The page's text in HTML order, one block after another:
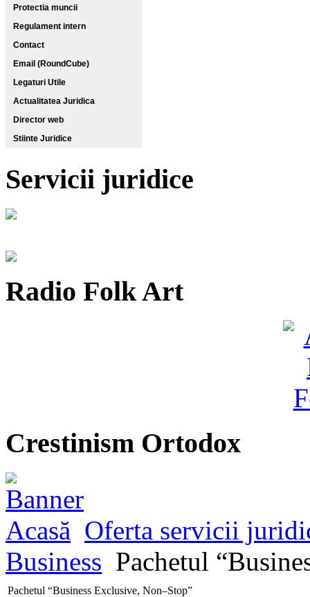
Protectia muncii
Regulament intern
Contact
Email (RoundCube)
Legaturi Utile
Actualitatea Juridica
Director web
Stiinte Juridice
Servicii juridice
Radio Folk Art
Crestinism Ortodox
Acasă Oferta servicii
Business Pachetul
Pachetul “Business Exclusive, Non–Stop”